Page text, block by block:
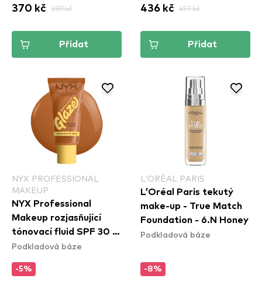
370 kč 389 kč
Přidat
436 kč 459 kč
Přidat
NYX PROFESSIONAL
MAKEUP
NYX Professional
Makeup rozjasňující
tónovací fluid SPF 30 -
Buttermelt Glaze Soft
Praline Butta
Podkladová báze
-5%
L’ORÉAL PARIS
L’Oréal Paris tekutý
make-up - True Match
Foundation - 6.N Honey
Podkladová báze
-8%